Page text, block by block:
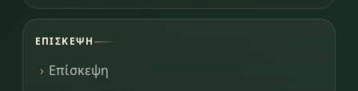
ΕΠΊΣΚΕΨΗ
Επίσκεψη